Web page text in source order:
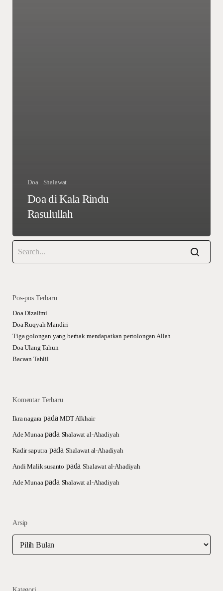
Doa Shalawat
Doa di Kala Rindu
Rasulullah
Pos-pos Terbaru
Doa Dizalimi
Doa Ruqyah Mandiri
Tiga golongan yang berhak mendapatkan pertolongan Allah
Doa Ulang Tahun
Bacaan Tahlil
Komentar Terbaru
Ikra nagara padaMDT Alkhair
Ade Munaa pada Shalawat al-Ahadiyah
Kadir saputra pada Shalawat al-Ahadiyah
Andi Malik susanto padaShalawat al-Ahadiyah
Ade Munaa pada Shalawat al-Ahadiyah
Arsip